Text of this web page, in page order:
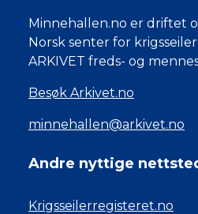
Minnehallen.no er driftet
Norsk senter for
ARKIVET freds- og
Besøk Arkivet.no
minnehallen@arkivet.no
Andre nyttige
Krigsseilerregisteret.no